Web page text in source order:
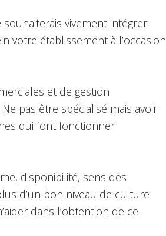
vivement intégrer
votre établissement à l’occasion
et de gestion
pas être spécialisé mais avoir
qui font fonctionner
disponibilité, sens des
d’un bon niveau de culture
dans l’obtention de ce